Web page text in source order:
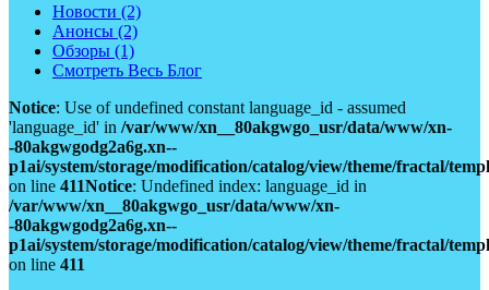
Новости (2)
Анонсы (2)
Обзоры (1)
Смотреть Весь Блог
Notice: Use of undefined constant language_id - assumed
'language_id' in /var/www/xn__80akgwgo_usr/data/www/xn-
-80akgwgodg2a6g.xn--
p1ai/system/storage/modification/catalog/view/theme/fractal/
on line 411Notice: Undefined index: language_id in
/var/www/xn__80akgwgo_usr/data/www/xn-
-80akgwgodg2a6g.xn--
p1ai/system/storage/modification/catalog/view/theme/fractal/
on line 411